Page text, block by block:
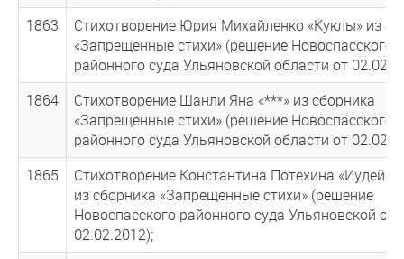
1863
Стихотворение Юрия Михайленко «Куклы» из
«Запрещенные стихи» (решение Новоспасского
районного суда Ульяновской области от
1864
Стихотворение Шанли Яна «***» из сборника
«Запрещенные стихи» (решение Новоспасского
районного суда Ульяновской области от
1865
Стихотворение Константина Потехина
из сборника «Запрещенные стихи» (решение
Новоспасского районного суда Ульяновской
02.02.2012);